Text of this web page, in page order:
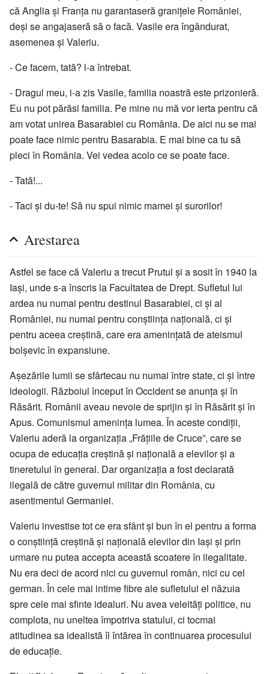
că Anglia și Franța nu garantaseră granițele României,
deși se angajaseră să o facă. Vasile era îngândurat,
asemenea și Valeriu.
- Ce facem, tată? l-a întrebat.
- Dragul meu, i-a zis Vasile, familia noastră este prizonieră.
Eu nu pot părăsi familia. Pe mine nu mă vor ierta pentru că
am votat unirea Basarabiei cu România. De aici nu se mai
poate face nimic pentru Basarabia. E mai bine ca tu să
pleci în România. Vei vedea acolo ce se poate face.
- Tată!...
- Taci și du-te! Să nu spui nimic mamei și surorilor!
Arestarea
Astfel se face că Valeriu a trecut Prutul și a sosit în 1940 la
Iași, unde s-a înscris la Facultatea de Drept. Sufletul lui
ardea nu numai pentru destinul Basarabiei, ci și al
României, nu numai pentru conștiința națională, ci și
pentru aceea creștină, care era amenințată de ateismul
bolșevic în expansiune.
Așezările lumii se sfârtecau nu numai între state, ci și între
ideologii. Războiul început în Occident se anunța și în
Răsărit. Românii aveau nevoie de sprijin și în Răsărit și în
Apus. Comunismul amenința lumea. În aceste condiții,
Valeriu aderă la organizația „Frățiile de Cruce”, care se
ocupa de educația creștină și națională a elevilor și a
tineretului în general. Dar organizația a fost declarată
ilegală de către guvernul militar din România, cu
asentimentul Germaniei.
Valeriu investise tot ce era sfânt și bun în el pentru a forma
o conștiință creștină și națională elevilor din Iași și prin
urmare nu putea accepta această scoatere în ilegalitate.
Nu era deci de acord nici cu guvernul român, nici cu cel
german. În cele mai intime fibre ale sufletului el năzuia
spre cele mai sfinte idealuri. Nu avea veleități politice, nu
complota, nu uneltea împotriva statului, ci tocmai
atitudinea sa idealistă îl întărea în continuarea procesului
de educație.